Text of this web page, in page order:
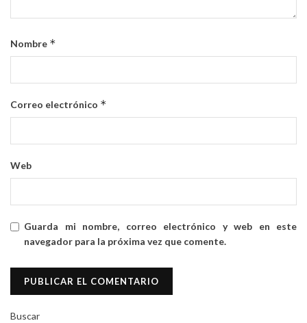
Nombre *
Correo electrónico *
Web
Guarda mi nombre, correo electrónico y web en este
navegador para la próxima vez que comente.
Buscar